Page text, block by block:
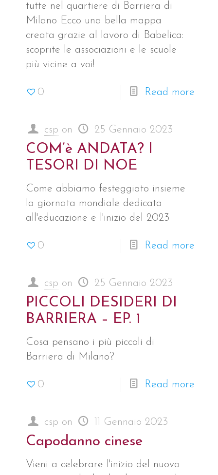
tutte nel quartiere di Barriera di
Milano Ecco una bella mappa
creata grazie al lavoro di Babelica:
scoprite le associazioni e le scuole
più vicine a voi!
0 Read more
csp on 25 Gennaio 2023
COM’è ANDATA? I
TESORI DI NOE
Come abbiamo festeggiato insieme
la giornata mondiale dedicata
all'educazione e l'inizio del 2023
0 Read more
csp on 25 Gennaio 2023
PICCOLI DESIDERI DI
BARRIERA – EP. 1
Cosa pensano i più piccoli di
Barriera di Milano?
0 Read more
csp on 11 Gennaio 2023
Capodanno cinese
Vieni a celebrare l'inizio del nuovo